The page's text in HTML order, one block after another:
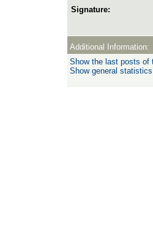
Signature:
Additional Information:
Show the last posts of
Show general